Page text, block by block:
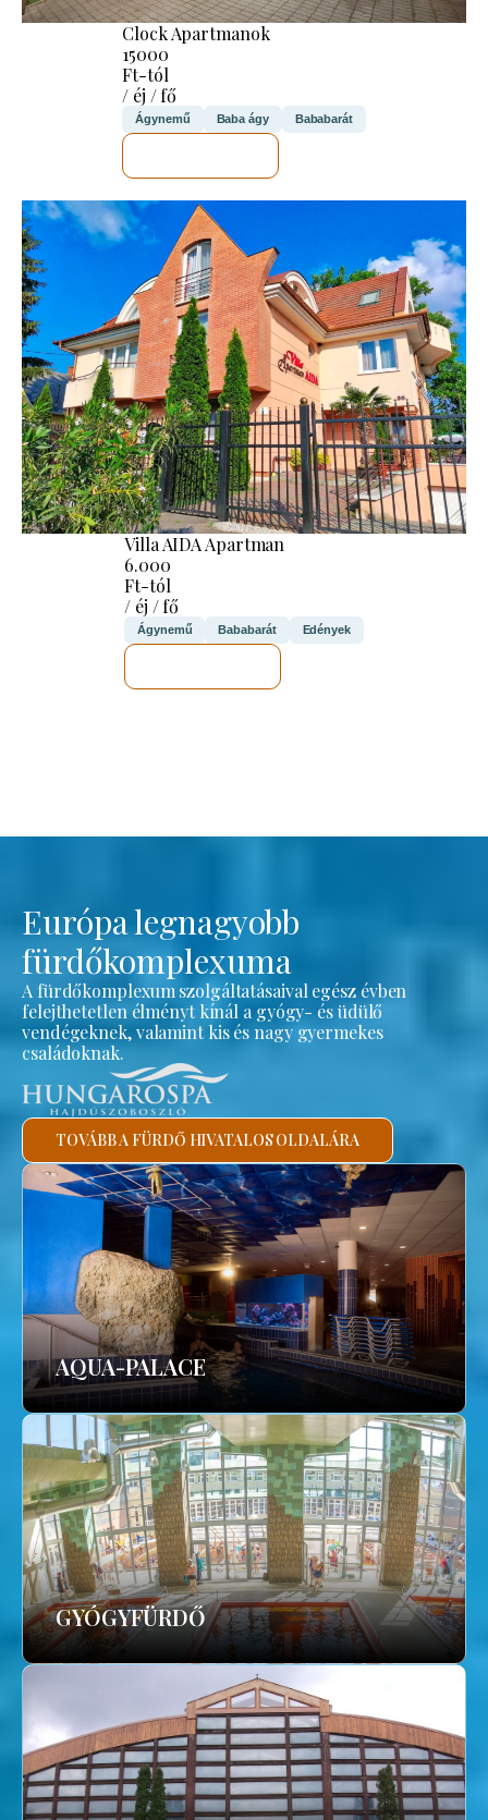
Clock Apartmanok
15000
Ft-tól
/ éj / fő
Ágynemű Baba ágy Bababarát
Villa AIDA Apartman
6.000
Ft-tól
/ éj / fő
Ágynemű Bababarát Edények
Európa legnagyobb
fürdőkomplexuma
A fürdőkomplexum szolgáltatásaival egész évben
felejthetetlen élményt kínál a gyógy- és üdülő
vendégeknek, valamint kis és nagy gyermekes
családoknak.
TOVÁBB A FÜRDŐ HIVATALOS OLDALÁRA
AQUA-PALACE
GYÓGYFÜRDŐ